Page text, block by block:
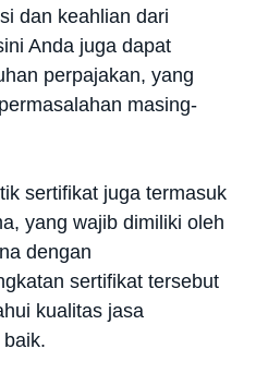
dan keahlian dari
Anda juga dapat
perpajakan, yang
masing-
sertifikat juga termasuk
yang wajib dimiliki oleh
dengan
sertifikat tersebut
kualitas jasa